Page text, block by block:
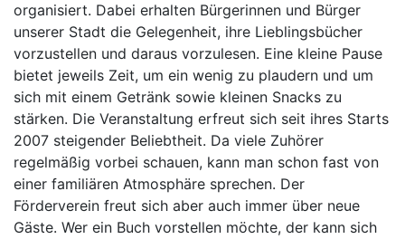
organisiert. Dabei erhalten Bürgerinnen und Bürger
unserer Stadt die Gelegenheit, ihre Lieblingsbücher
vorzustellen und daraus vorzulesen. Eine kleine Pause
bietet jeweils Zeit, um ein wenig zu plaudern und um
sich mit einem Getränk sowie kleinen Snacks zu
stärken. Die Veranstaltung erfreut sich seit ihres Starts
2007 steigender Beliebtheit. Da viele Zuhörer
regelmäßig vorbei schauen, kann man schon fast von
einer familiären Atmosphäre sprechen. Der
Förderverein freut sich aber auch immer über neue
Gäste. Wer ein Buch vorstellen möchte, der kann sich